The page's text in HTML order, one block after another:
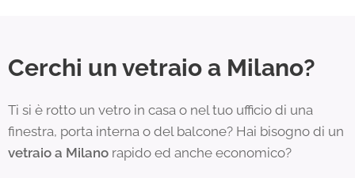
Cerchi un vetraio a Milano?
Ti si è rotto un vetro in casa o nel tuo ufficio di una
finestra, porta interna o del balcone? Hai bisogno di un
vetraio a Milano rapido ed anche economico?